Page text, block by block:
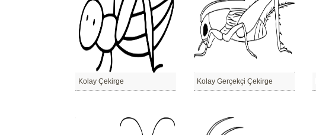
Kolay Çekirge Kolay Gerçekçi Çekirge